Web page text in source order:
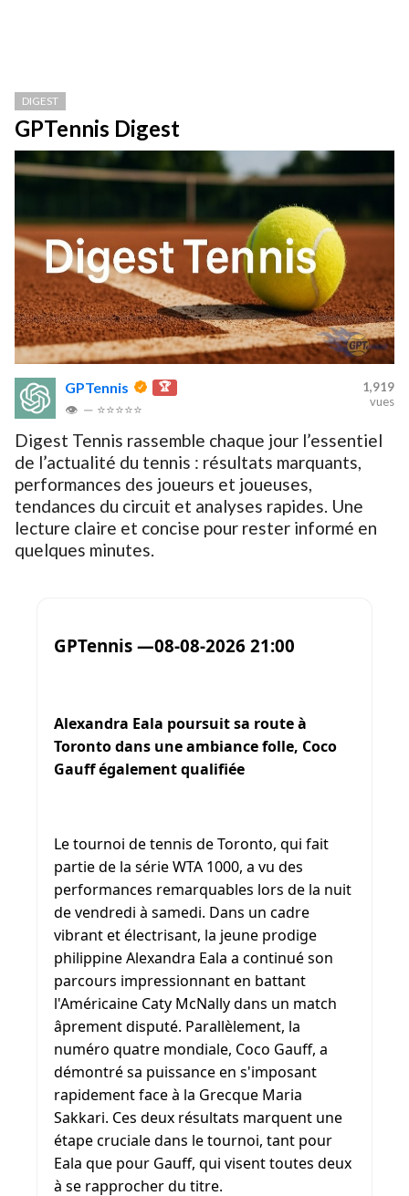
DIGEST
GPTennis Digest
GPTennis 🏆
👁 — ⭐⭐⭐⭐⭐
1,919
vues
Digest Tennis rassemble chaque jour l’essentiel
de l’actualité du tennis : résultats marquants,
performances des joueurs et joueuses,
tendances du circuit et analyses rapides. Une
lecture claire et concise pour rester informé en
quelques minutes.